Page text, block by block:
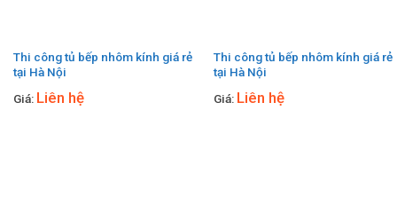
Thi công tủ bếp nhôm kính giá rẻ
tại Hà Nội
Giá: Liên hệ
Thi công tủ bếp nhôm kính giá rẻ
tại Hà Nội
Giá: Liên hệ